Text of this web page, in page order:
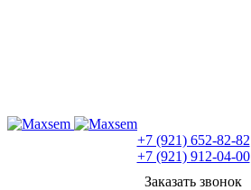
+7 (921) 652-82-82
+7 (921) 912-04-00
Заказать звонок